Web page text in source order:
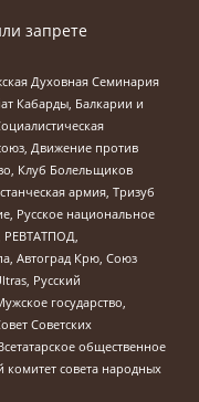
запрете
Духовная Семинария
Кабарды, Балкарии и
Движение против
Клуб Болельщиков
армия, Тризуб
Русское национальное
РЕВТАТПОД,
Автоград Крю, Союз
Русский
государство,
Советских
общественное
совета народных